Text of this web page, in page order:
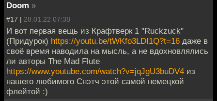
Doom »
#17 | 28.01.22 07:38
И вот первая вещь из Крафтверк 1 "Ruckzuck"
(Придурок) https://youtu.be/tWKfo3LDI1Q?t=16 даже в
своё время наводила на мысль, а не вдохновлялись
ли авторы The Mad Flute
https://www.youtube.com/watch?v=jqJgU3buDV4 из
нашего любимого Снэтч этой самой немецкой
флейтой :)